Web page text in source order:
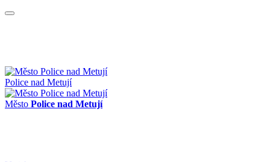
Police nad Metují
Město Police nad Metují